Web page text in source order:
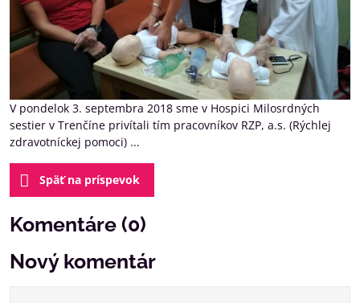
V pondelok 3. septembra 2018 sme v Hospici Milosrdných
sestier v Trenčíne privítali tím pracovníkov RZP, a.s. (Rýchlej
zdravotníckej pomoci) ...
Späť na príspevok
Komentáre (0)
Nový komentár